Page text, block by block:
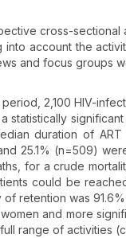
cross-sectional
into account the
and focus groups
period, 2,100 HIV-
statistically
duration of
25.1% (n=509)
for a crude
could be
retention was
and more
range of activities